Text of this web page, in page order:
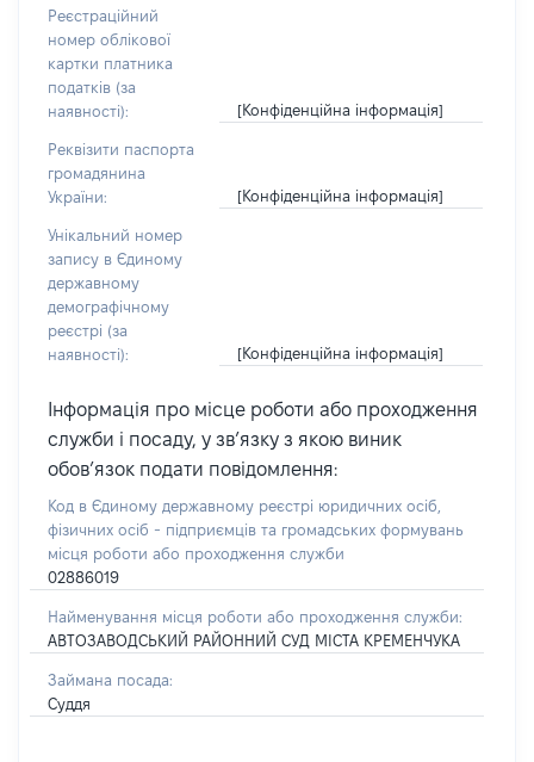
Реєстраційний
номер облікової
картки платника
податків (за
наявності):
[Конфіденційна інформація]
Реквізити паспорта
громадянина
України:
[Конфіденційна інформація]
Унікальний номер
запису в Єдиному
державному
демографічному
реєстрі (за
наявності):
[Конфіденційна інформація]
Інформація про місце роботи або проходження
служби і посаду, у зв’язку з якою виник
обов’язок подати повідомлення:
Код в Єдиному державному реєстрі юридичних осіб,
фізичних осіб - підприємців та громадських формувань
місця роботи або проходження служби
02886019
Найменування місця роботи або проходження служби:
АВТОЗАВОДСЬКИЙ РАЙОННИЙ СУД МІСТА КРЕМЕНЧУКА
Займана посада:
Суддя